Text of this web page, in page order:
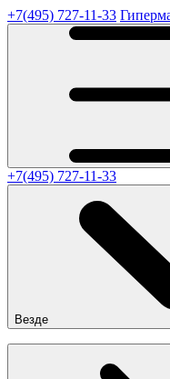
+7(495) 727-11-33
+7(495) 727-11-33
Везде